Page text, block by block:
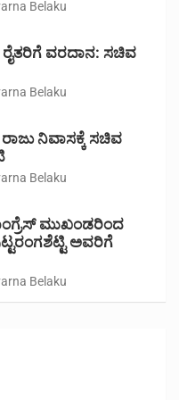
Belaku
ವರದಾನ: ಸಚಿವ
Belaku
ನಿವಾಸಕ್ಕೆ ಸಚಿವ
Belaku
ಮುಖಂಡರಿಂದ
ಅವರಿಗೆ
Belaku